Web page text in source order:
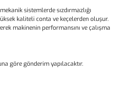
sistemlerde sızdırmazlığı
kaliteli conta ve keçelerden oluşur.
makinenin performansını ve çalışma
göre gönderim yapılacaktır.